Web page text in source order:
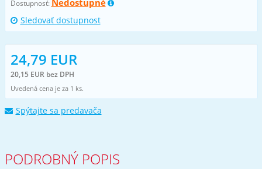
Dostupnosť:
Sledovať dostupnost
24,79 EUR
20,15 EUR bez DPH
Uvedená cena je za 1 ks.
Spýtajte sa predavača
PODROBNÝ POPIS